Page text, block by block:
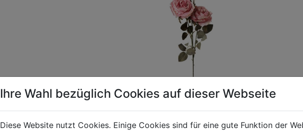
Ihre Wahl bezüglich Cookies auf dieser Webseite
Diese Website nutzt Cookies. Einige Cookies sind für eine gute Funktion der